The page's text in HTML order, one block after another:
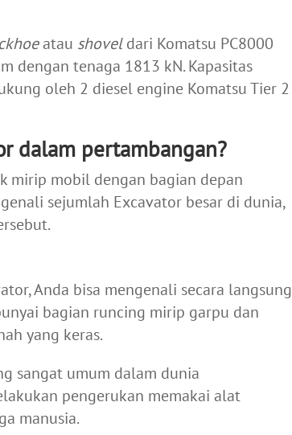
atau shoveldari Komatsu PC8000
dengan tenaga 1813 kN. Kapasitas
oleh 2 diesel engine Komatsu Tier 2
dalam pertambangan?
mirip mobil dengan bagian depan
sejumlah Excavator besar di dunia,
Anda bisa mengenali secara langsung
bagian runcing mirip garpu dan
yang keras.
sangat umum dalam dunia
pengerukan memakai alat
manusia.